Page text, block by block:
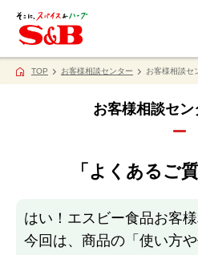
TOP お客様相談センター お客様相談セ
お客様相談セン
「よくあるご
はい！エスビー食品お客
今回は、商品の「使い方